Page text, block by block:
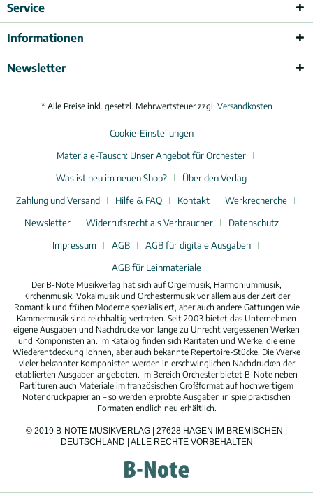
Service
Informationen
Newsletter
* Alle Preise inkl. gesetzl. Mehrwertsteuer zzgl. Versandkosten
Cookie-Einstellungen
Materiale-Tausch: Unser Angebot für Orchester
Was ist neu im neuen Shop?
Über den Verlag
Zahlung und Versand
Hilfe & FAQ Kontakt
Werkrecherche
Newsletter
Widerrufsrecht als Verbraucher
Datenschutz
Impressum
AGB
AGB für digitale Ausgaben
AGB für Leihmateriale
Der B-Note Musikverlag hat sich auf Orgelmusik, Harmoniummusik,
Kirchenmusik, Vokalmusik und Orchestermusik vor allem aus der Zeit der
Romantik und frühen Moderne spezialisiert, aber auch andere Gattungen wie
Kammermusik sind reichhaltig vertreten. Seit 2003 bietet das Unternehmen
eigene Ausgaben und Nachdrucke von lange zu Unrecht vergessenen Werken
und Komponisten an. Im Katalog finden sich Raritäten und Werke, die eine
Wiederentdeckung lohnen, aber auch bekannte Repertoire-Stücke. Die Werke
vieler bekannter Komponisten werden in erschwinglichen Nachdrucken der
etablierten Ausgaben angeboten. Im Bereich Orchester bietet B-Note neben
Partituren auch Materiale im französischen Großformat auf hochwertigem
Notendruckpapier an – so werden erprobte Ausgaben in spielpraktischen
Formaten endlich neu erhältlich.
© 2019 B-NOTE MUSIKVERLAG | 27628 HAGEN IM BREMISCHEN |
DEUTSCHLAND | ALLE RECHTE VORBEHALTEN